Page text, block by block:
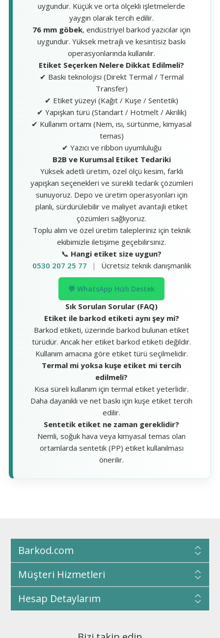
uygundur. Küçük ve orta ölçekli işletmelerde
yaygın olarak tercih edilir.
76 mm göbek, endüstriyel barkod yazıcılar için
uygundur. Yüksek metrajlı ve kesintisiz baskı
operasyonlarında kullanılır.
Etiket Seçerken Nelere Dikkat Edilmeli?
✔ Baskı teknolojisi (Direkt Termal / Termal
Transfer)
✔ Etiket yüzeyi (Kağıt / Kuşe / Sentetik)
✔ Yapışkan türü (Standart / Hotmelt / Akrilik)
✔ Kullanım ortamı (Nem, ısı, sürtünme, kimyasal
temas)
✔ Yazıcı ve ribbon uyumluluğu
B2B ve Kurumsal Etiket Tedariki
Yüksek adetli üretim, özel ölçü kesim, farklı
yapışkan seçenekleri ve sürekli tedarik çözümleri
sunuyoruz. Depo ve üretim operasyonları için
planlı, sürdürülebilir ve maliyet avantajlı etiket
çözümleri sağlıyoruz.
Toplu alım ve özel üretim talepleriniz için teknik
ekibimizle iletişime geçebilirsiniz.
📞 Hangi etiket size uygun?
0530 207 25 77
| Ücretsiz teknik danışmanlık
💬 WhatsApp Hızlı Destek
Sık Sorulan Sorular (FAQ)
Etiket ile barkod etiketi aynı şey mi?
Barkod etiketi, üzerinde barkod bulunan etiket
türüdür. Ancak her etiket barkod etiketi değildir.
Kullanım amacına göre etiket türü seçilmelidir.
Termal mi yoksa kuşe etiket mi tercih
edilmeli?
Kısa süreli kullanım için termal etiket yeterlidir.
Daha dayanıklı ve net baskı için kuşe etiket tercih
edilir.
Sentetik etiket ne zaman gereklidir?
Nemli, soğuk hava veya kimyasal temas olan
ortamlarda sentetik (PP) etiket kullanılması
önerilir.
Barkod.com
Müşteri Hizmetleri
Hesap Detaylarım